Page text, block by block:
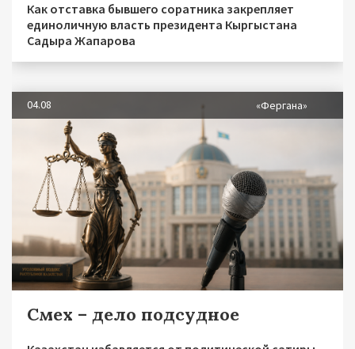
Как отставка бывшего соратника закрепляет
единоличную власть президента Кыргыстана
Садыра Жапарова
04.08 «Фергана»
Смех – дело подсудное